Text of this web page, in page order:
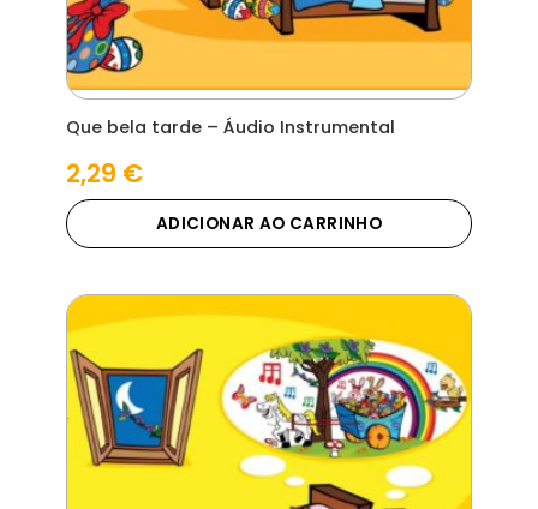
Que bela tarde – Áudio Instrumental
2,29 €
ADICIONAR AO CARRINHO